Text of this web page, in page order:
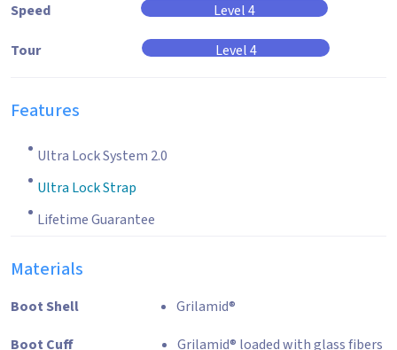
Speed Level 4
Tour Level 4
Features
Ultra Lock System 2.0
Ultra Lock Strap
Lifetime Guarantee
Materials
Boot Shell
Grilamid®
Boot Cuff
Grilamid® loaded with glass fibers